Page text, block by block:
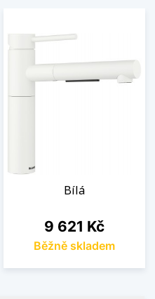
Bílá
Cena
9 621 Kč
Běžně skladem